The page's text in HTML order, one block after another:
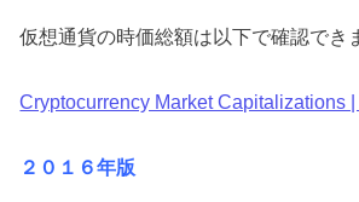
仮想通貨の時価総額は以下で確認でき
Cryptocurrency Market Capitalizations
２０１６年版